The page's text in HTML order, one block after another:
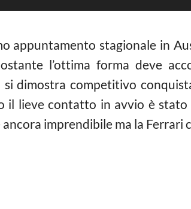
appuntamento stagionale in
l’ottima forma deve
si dimostra competitivo
il lieve contatto in avvio è
imprendibile ma la Ferrari